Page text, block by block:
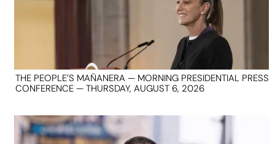
THE PEOPLE’S MAÑANERA — MORNING PRESIDENTIAL PRESS
CONFERENCE — THURSDAY, AUGUST 6, 2026